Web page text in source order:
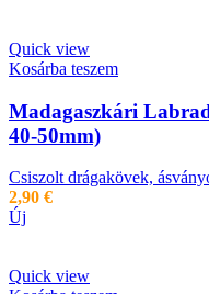
Quick view
Kosárba teszem
Madagaszkári
40-50mm)
Csiszolt drágakövek,
2,90 €
Új
Quick view